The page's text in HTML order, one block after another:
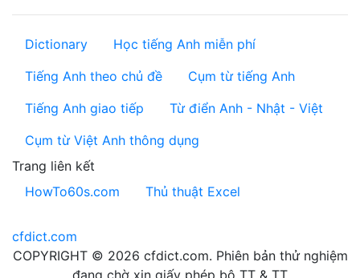
Dictionary
Học tiếng Anh miễn phí
Tiếng Anh theo chủ đề
Cụm từ tiếng Anh
Tiếng Anh giao tiếp
Từ điển Anh - Nhật - Việt
Cụm từ Việt Anh thông dụng
Trang liên kết
HowTo60s.com
Thủ thuật Excel
cfdict.com
COPYRIGHT © 2026 cfdict.com. Phiên bản thử nghiệm